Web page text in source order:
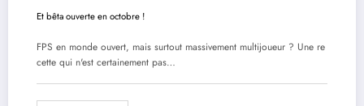
Et bêta ouverte en octobre !
FPS en monde ouvert, mais surtout massivement multijoueur ? Une re
cette qui n'est certainement pas…